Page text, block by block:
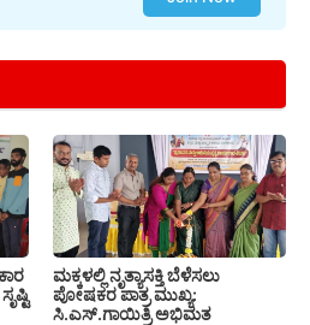
ಮಕ್ಕಳಲ್ಲಿ ನೃತ್ಯಾಸಕ್ತಿ ಬೆಳೆಸಲು
ಪೋಷಕರ ಪಾತ್ರ ಮುಖ್ಯ:
ಸಿ.ಎಸ್.ಗಾಯಿತ್ರಿ ಅಭಿಮತ